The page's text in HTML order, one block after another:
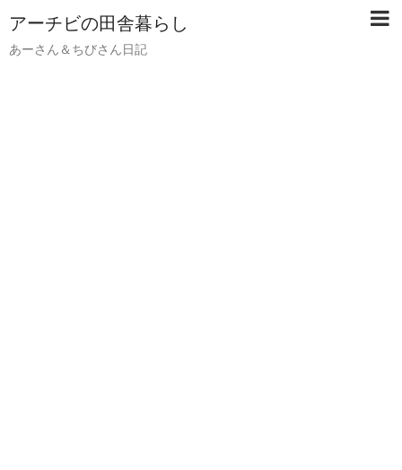
アーチビの田舎暮らし
あーさん＆ちびさん日記